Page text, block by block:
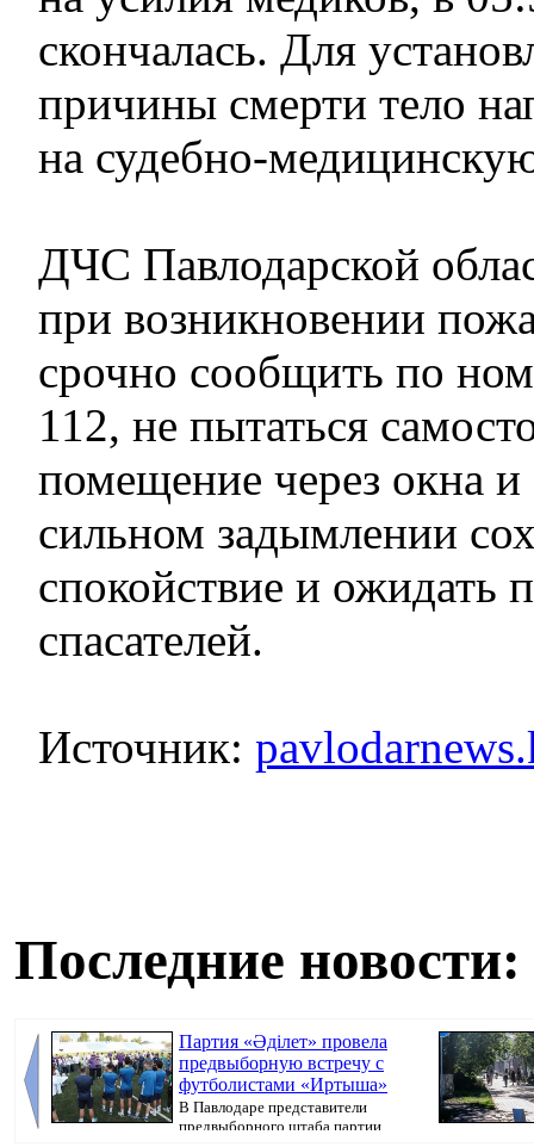
скончалась. Для
причины смерти тело
на судебно-
ДЧС Павлодарской
при возникновении
срочно сообщить по
112, не пытаться
помещение через окна
сильном задымлении
спокойствие и ожидать
спасателей.
Источник:
Последние новости:
Партия «Әділет» провела
предвыборную встречу с
футболистами «Иртыша»
В Павлодаре представители
предвыборного штаба партии